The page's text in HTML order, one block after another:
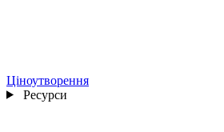
Ціноутворення
Ресурси